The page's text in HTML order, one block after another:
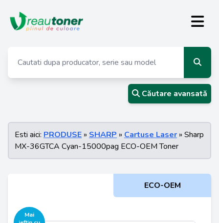
Căutare avansată
Esti aici: PRODUSE » SHARP » Cartuse Laser » Sharp
MX-36GTCA Cyan-15000pag ECO-OEM Toner
ECO-OEM
Mai